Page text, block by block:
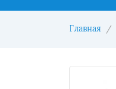
Главная